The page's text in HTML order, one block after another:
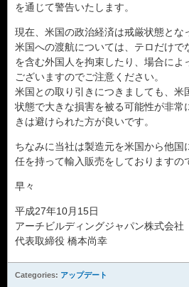
を通じて警告いたします。
現在、米国の政治経済は戒厳状態とな
米国への渡航については、テロだけで
を含む外国人を拘束したり、場合によ
ございますのでご注意ください。
米国との取り引きにつきましても、米
状態で大きな損害を被る可能性が非常
きは避けられた方が良いです。
ちなみに当社は製造元を米国から他国
任を持って輸入販売をしておりますの
早々
平成27年10月15日
アーチビルディングジャパン株式会社
代表取締役 橋本尚幸
Categories: アップデート